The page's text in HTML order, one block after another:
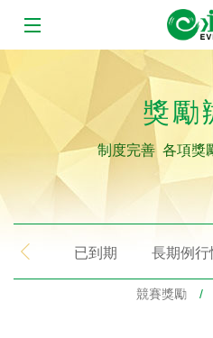
業務發展
MDRT
新聞中心
公益活動
已到期 長期例行
獎勵
制度完善 各項獎
競賽獎勵 /